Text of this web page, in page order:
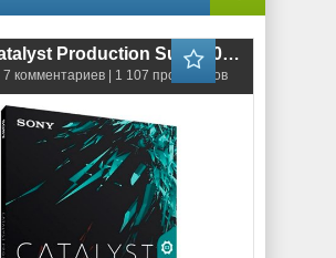
Sony Catalyst Production Suite 2025.3
| 7 комментариев | 1 107 просмотров